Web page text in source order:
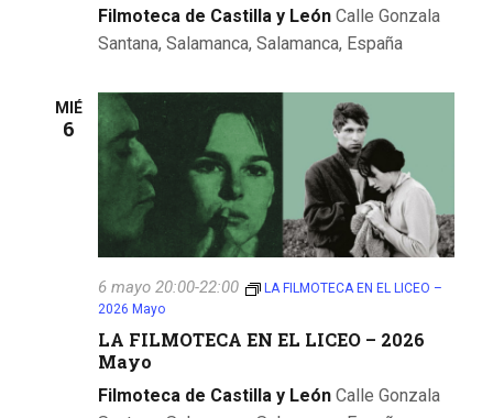
a
c
i
ó
n
d
ú
s
c
ó
e
i
s
t
s
f
e
Filmoteca de Castilla y León Calle Gonzala
Santana, Salamanca, Salamanca, España
MIÉ
6
6 mayo 20:00-22:00
LA FILMOTECA EN EL LICEO –
2026 Mayo
LA FILMOTECA EN EL LICEO – 2026
Mayo
Filmoteca de Castilla y León Calle Gonzala